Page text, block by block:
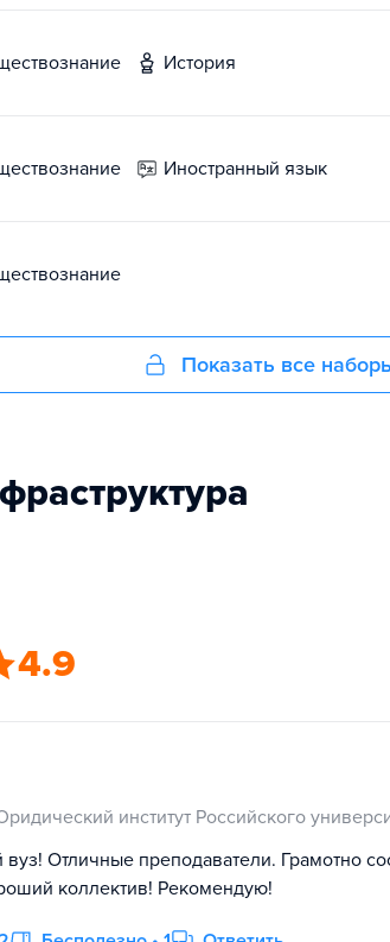
история
иностранный язык
Показать все
4.9
институт Российского
Отличные преподаватели. Грамотно
коллектив! Рекомендую!